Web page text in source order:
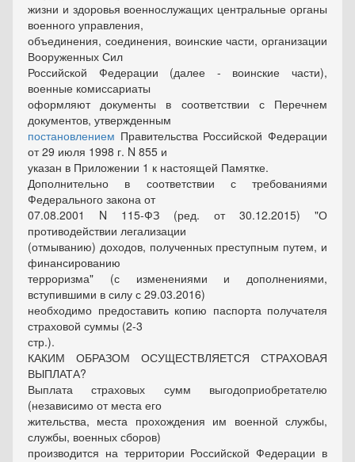
жизни и здоровья военнослужащих центральные органы
военного управления,
объединения, соединения, воинские части, организации
Вооруженных Сил
Российской Федерации (далее - воинские части),
военные комиссариаты
оформляют документы в соответствии с Перечнем
документов, утвержденным
постановлением Правительства Российской Федерации
от 29 июля 1998 г. N 855 и
указан в Приложении 1 к настоящей Памятке.
Дополнительно в соответствии с требованиями
Федерального закона от
07.08.2001 N 115-ФЗ (ред. от 30.12.2015) "О
противодействии легализации
(отмыванию) доходов, полученных преступным путем, и
финансированию
терроризма" (с изменениями и дополнениями,
вступившими в силу с 29.03.2016)
необходимо предоставить копию паспорта получателя
страховой суммы (2-3
стр.).
КАКИМ ОБРАЗОМ ОСУЩЕСТВЛЯЕТСЯ СТРАХОВАЯ
ВЫПЛАТА?
Выплата страховых сумм выгодоприобретателю
(независимо от места его
жительства, места прохождения им военной службы,
службы, военных сборов)
производится на территории Российской Федерации в